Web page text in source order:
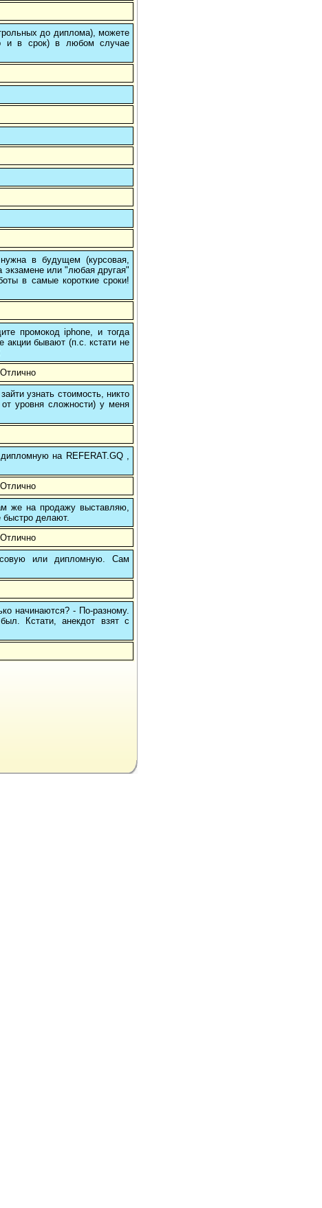
до диплома), можете
и в срок) в любом случае
в будущем (курсовая,
экзамене или "любая другая"
в самые короткие сроки!
промокод iphone, и тогда
акции бывают (п.с. кстати не
узнать стоимость, никто
уровня сложности) у меня
на REFERAT.GQ ,
же на продажу выставляю,
быстро делают.
или дипломную. Сам
начинаются? - По-разному.
Кстати, анекдот взят с